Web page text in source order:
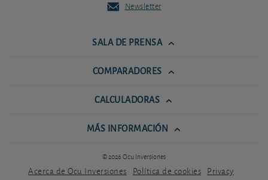
Newsletter
SALA DE PRENSA
COMPARADORES
CALCULADORAS
MÁS INFORMACIÓN
© 2026 Ocu Inversiones
Acerca de Ocu Inversiones Política de cookies Privacy